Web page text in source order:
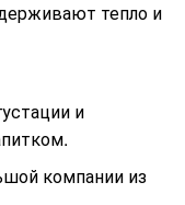
тепло и
и
компании из